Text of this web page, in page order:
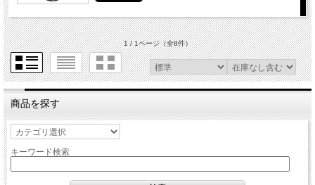
1 / 1ページ（全8件）
商品を探す
キーワード検索